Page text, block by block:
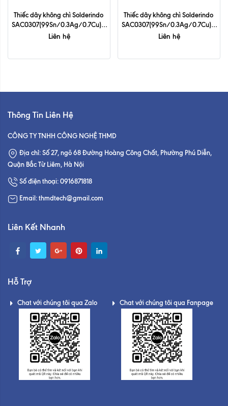
Thiếc dây không chì Solderindo
SAC0307(99Sn/0.3Ag/0.7Cu) -
0.6mm
Liên hệ
Thiếc dây không chì Solderindo
SAC0307(99Sn/0.3Ag/0.7Cu) -
0.8mm
Liên hệ
Thông Tin Liên Hệ
CÔNG TY TNHH CÔNG NGHỆ THMD
Địa chỉ: Số 27, ngõ 68 Đường Hoàng Công Chất, Phường Phú Diễn,
Quận Bắc Từ Liêm, Hà Nội
Số điện thoại: 0916871818
Email: thmdtech@gmail.com
Liên Kết Nhanh
Hỗ Trợ
Chat với chúng tôi qua Zalo Chat với chúng tôi qua Fanpage